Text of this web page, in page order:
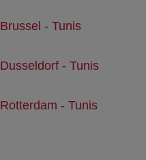
Brussel - Tunis
Dusseldorf - Tunis
Rotterdam - Tunis